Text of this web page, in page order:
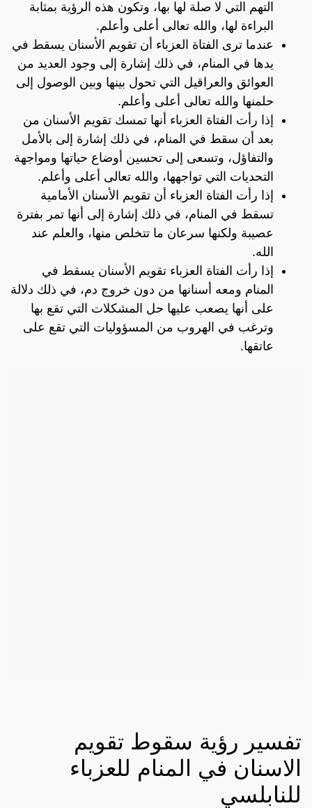
التهم التي لا صلة لها بها، وتكون هذه الرؤية بمثابة
البراءة لها، والله تعالى أعلى وأعلم.
عندما ترى الفتاة العزباء أن تقويم الأسنان يسقط في
يدها في المنام، في ذلك إشارة إلى وجود العديد من
العوائق والعراقيل التي تحول بينها وبين الوصول إلى
حلمنها والله تعالى أعلى وأعلم.
إذا رأت الفتاة العزباء أنها تمسك تقويم الأسنان من
بعد أن سقط في المنام، في ذلك إشارة إلى بالأمل
والتفاؤل، وتسعى إلى تحسين أوضاع حياتها ومواجهة
التحديات التي تواجهها، والله تعالى أعلى وأعلم.
إذا رأت الفتاة العزباء أن تقويم الأسنان الأمامية
تسقط في المنام، في ذلك إشارة إلى أنها تمر بفترة
عصيبة ولكنها سرعان ما تتخلص منها، والعلم عند
الله.
إذا رأت الفتاة العزباء تقويم الأسنان يسقط في
المنام ومعه أسنانها من دون خروج دم، في ذلك دلالة
على أنها يصعب عليها حل المشكلات التي تقع بها
وترغب في الهروب من المسؤوليات التي تقع على
عاتقها.
تفسير رؤية سقوط تقويم
الاسنان في المنام للعزباء
للنابلسي